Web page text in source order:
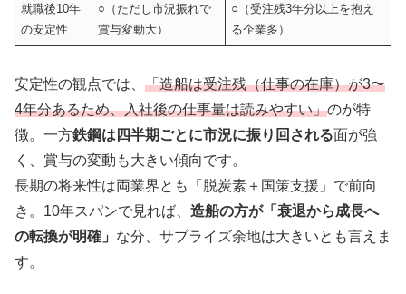
就職後10年
の安定性
○（ただし市況振れで
賞与変動大）
○（受注残3年分以上を抱え
る企業多）
安定性の観点では、 「造船は受注残（仕事の在庫）が3〜
4年分あるため、入社後の仕事量は読みやすい」のが特
徴。一方鉄鋼は四半期ごとに市況に振り回される面が強
く、賞与の変動も大きい傾向です。
長期の将来性は両業界とも「脱炭素＋国策支援」で前向
き。10年スパンで見れば、 造船の方が「衰退から成長へ
の転換が明確」 な分、サプライズ余地は大きいとも言えま
す。